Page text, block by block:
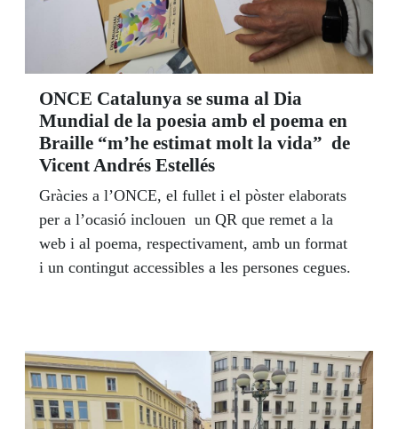
ONCE Catalunya se suma al Dia
Mundial de la poesia amb el poema en
Braille “m’he estimat molt la vida” de
Vicent Andrés Estellés
Gràcies a l’ONCE, el fullet i el pòster elaborats
per a l’ocasió inclouen un QR que remet a la
web i al poema, respectivament, amb un format
i un contingut accessibles a les persones cegues.